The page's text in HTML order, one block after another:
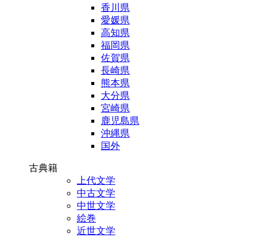
香川県
愛媛県
高知県
福岡県
佐賀県
長崎県
熊本県
大分県
宮崎県
鹿児島県
沖縄県
国外
古典籍
上代文学
中古文学
中世文学
絵巻
近世文学